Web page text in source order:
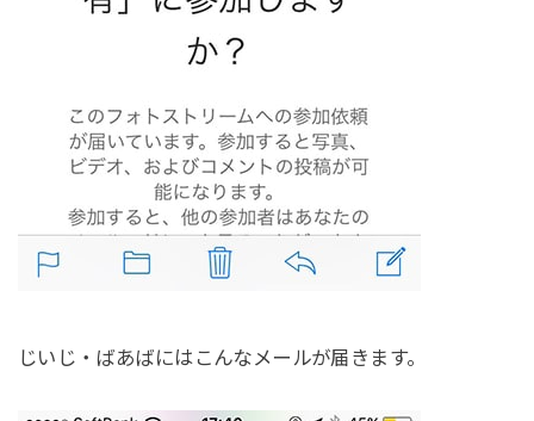
じいじ・ばあばにはこんなメールが届きます。